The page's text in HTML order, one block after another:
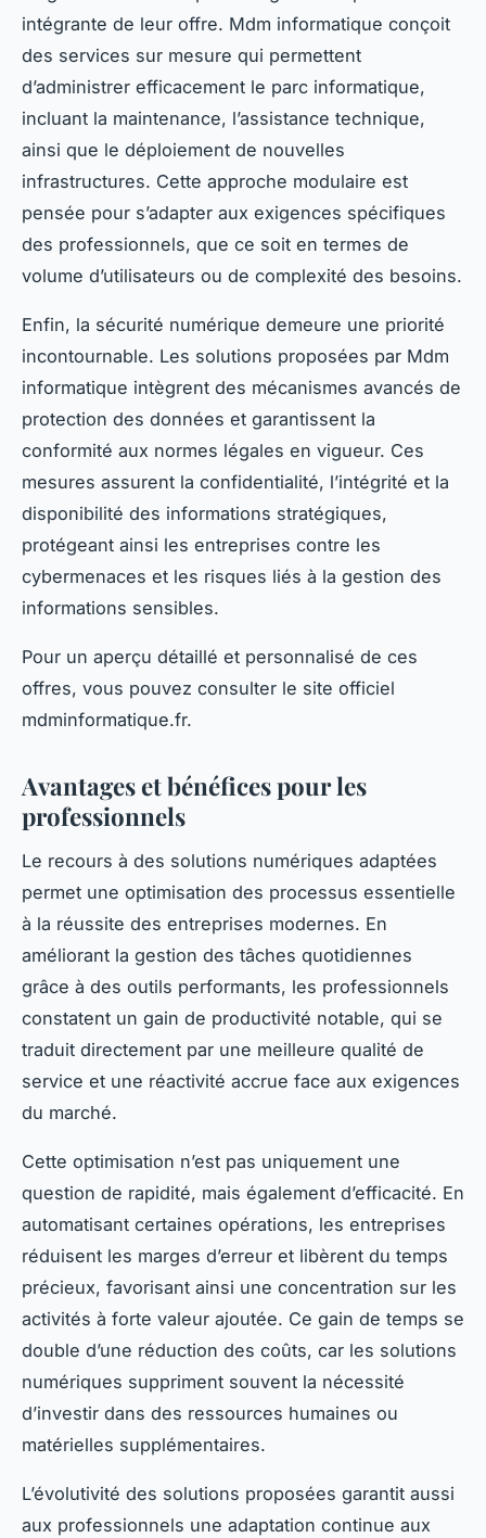
intégrante de leur offre. Mdm informatique conçoit
des services sur mesure qui permettent
d’administrer efficacement le parc informatique,
incluant la maintenance, l’assistance technique,
ainsi que le déploiement de nouvelles
infrastructures. Cette approche modulaire est
pensée pour s’adapter aux exigences spécifiques
des professionnels, que ce soit en termes de
volume d’utilisateurs ou de complexité des besoins.
Enfin, la sécurité numérique demeure une priorité
incontournable. Les solutions proposées par Mdm
informatique intègrent des mécanismes avancés de
protection des données et garantissent la
conformité aux normes légales en vigueur. Ces
mesures assurent la confidentialité, l’intégrité et la
disponibilité des informations stratégiques,
protégeant ainsi les entreprises contre les
cybermenaces et les risques liés à la gestion des
informations sensibles.
Pour un aperçu détaillé et personnalisé de ces
offres, vous pouvez consulter le site officiel
mdminformatique.fr.
Avantages et bénéfices pour les
professionnels
Le recours à des solutions numériques adaptées
permet une optimisation des processus essentielle
à la réussite des entreprises modernes. En
améliorant la gestion des tâches quotidiennes
grâce à des outils performants, les professionnels
constatent un gain de productivité notable, qui se
traduit directement par une meilleure qualité de
service et une réactivité accrue face aux exigences
du marché.
Cette optimisation n’est pas uniquement une
question de rapidité, mais également d’efficacité. En
automatisant certaines opérations, les entreprises
réduisent les marges d’erreur et libèrent du temps
précieux, favorisant ainsi une concentration sur les
activités à forte valeur ajoutée. Ce gain de temps se
double d’une réduction des coûts, car les solutions
numériques suppriment souvent la nécessité
d’investir dans des ressources humaines ou
matérielles supplémentaires.
L’évolutivité des solutions proposées garantit aussi
aux professionnels une adaptation continue aux